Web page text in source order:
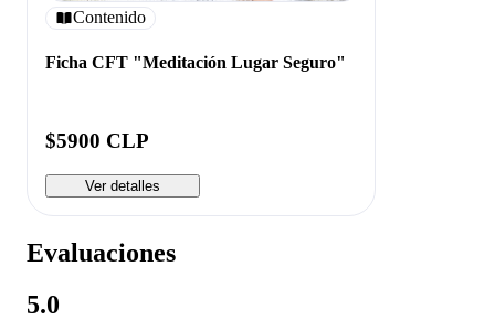
Contenido
Ficha CFT "Meditación Lugar Seguro"
$5900 CLP
Ver detalles
Evaluaciones
5.0